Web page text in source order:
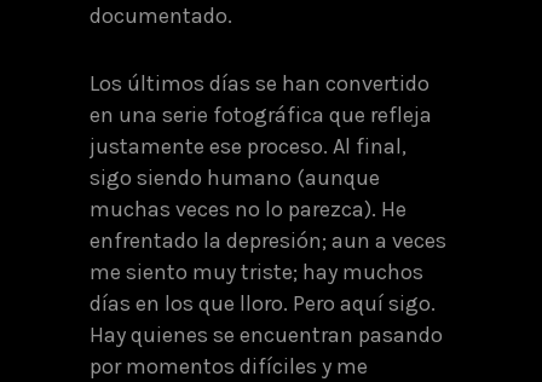
documentado.
Los últimos días se han convertido
en una serie fotográfica que refleja
justamente ese proceso. Al final,
sigo siendo humano (aunque
muchas veces no lo parezca). He
enfrentado la depresión; aun a veces
me siento muy triste; hay muchos
días en los que lloro. Pero aquí sigo.
Hay quienes se encuentran pasando
por momentos difíciles y me